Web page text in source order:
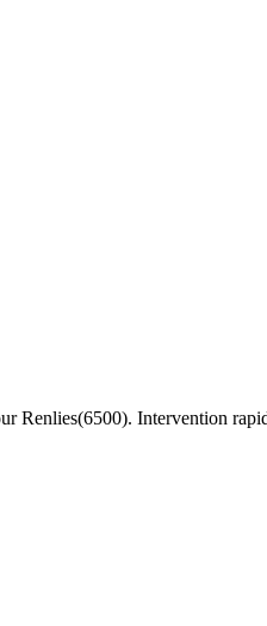
Renlies(6500). Intervention